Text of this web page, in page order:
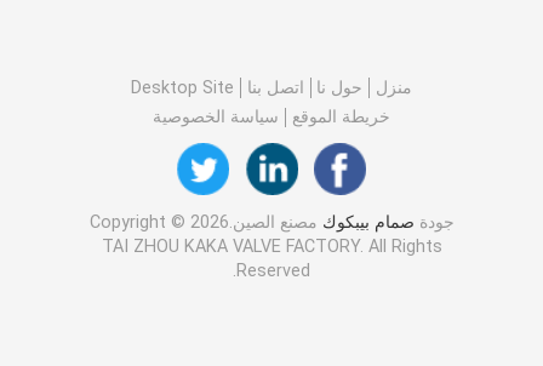
منزل حول نا اتصل بنا
Desktop Site
خريطة الموقع
سياسة الخصوصية
جودة صمام بيبكوك
مصنع الصين.Copyright © 2026
TAI ZHOU KAKA VALVE FACTORY. All Rights
Reserved.